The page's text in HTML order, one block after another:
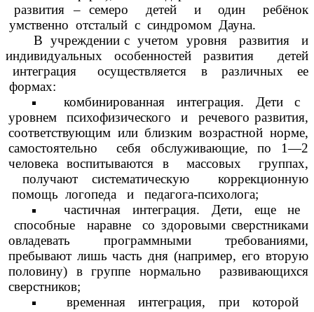
развития – семеро детей и один ребёнок
умственно отсталый с синдромом Дауна.
В учреждении с учетом уровня развития и
индивидуальных особенностей развития детей
интеграция осуществляется в различных ее
формах:
комбинированная интеграция. Дети с
уровнем психофизического и речевого развития,
соответствующим или близким возрастной норме,
самостоятельно себя обслуживающие, по 1—2
человека воспитываются в массовых группах,
получают систематическую коррекционную
помощь логопеда и педагога-психолога;
частичная интеграция. Дети, еще не
способные наравне со здоровыми сверстниками
овладевать программными требованиями,
пребывают лишь часть дня (например, его вторую
половину) в группе нормально развивающихся
сверстников;
временная интеграция, при которой